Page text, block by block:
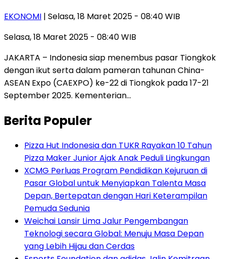
EKONOMI | Selasa, 18 Maret 2025 - 08:40 WIB
Selasa, 18 Maret 2025 - 08:40 WIB
JAKARTA – Indonesia siap menembus pasar Tiongkok
dengan ikut serta dalam pameran tahunan China-
ASEAN Expo (CAEXPO) ke-22 di Tiongkok pada 17-21
September 2025. Kementerian…
Berita Populer
Pizza Hut Indonesia dan TUKR Rayakan 10 Tahun
Pizza Maker Junior Ajak Anak Peduli Lingkungan
XCMG Perluas Program Pendidikan Kejuruan di
Pasar Global untuk Menyiapkan Talenta Masa
Depan, Bertepatan dengan Hari Keterampilan
Pemuda Sedunia
Weichai Lansir Lima Jalur Pengembangan
Teknologi secara Global: Menuju Masa Depan
yang Lebih Hijau dan Cerdas